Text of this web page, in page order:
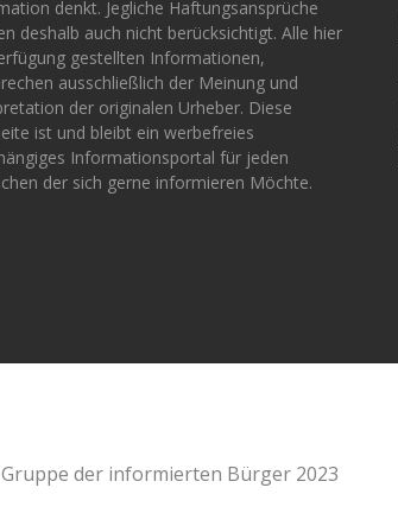
denkt. Jegliche Haftungsansprüche
deshalb auch nicht berücksichtigt. Alle hier
gestellten Informationen,
ausschließlich der Meinung und
der originalen Urheber. Diese
ist und bleibt ein werbefreies
Informationsportal für jeden
der sich gerne informieren Möchte.
der informierten Bürger 2023